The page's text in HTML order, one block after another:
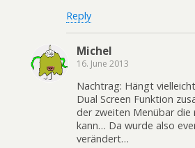
Reply
Michel
16. June 2013
Nachtrag: Hängt
Dual Screen Funktion
der zweiten Menübar die
kann… Da wurde also
verändert…